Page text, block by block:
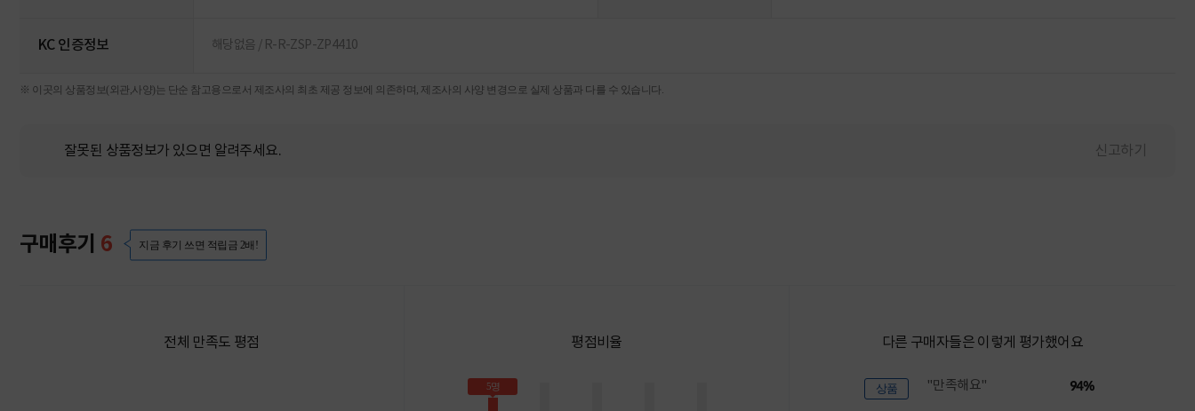
KC 인증정보 해당없음 / R-R-ZSP-ZP4410
※ 이곳의 상품정보(외관,사양)는 단순 참고용으로서 제조사의 최초 제공 정보에 의존하며, 제조사의 사양 변경으로 실제 상품과 다를 수 있습니다.
잘못된 상품정보가 있으면 알려주세요. 신고하기
구매후기 6 지금 후기 쓰면 적립금 2배!
전체 만족도 평점 평점비율
5명
다른 구매자들은 이렇게 평가했어요
상품 "만족해요" 94%